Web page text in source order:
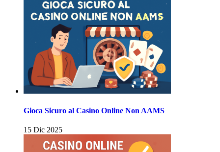
Gioca Sicuro al Casino Online Non AAMS
15 Dic 2025